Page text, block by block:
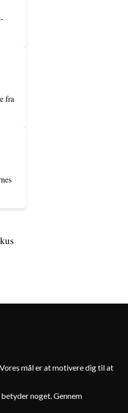
fra
mål er at motivere dig til at
noget. Gennem